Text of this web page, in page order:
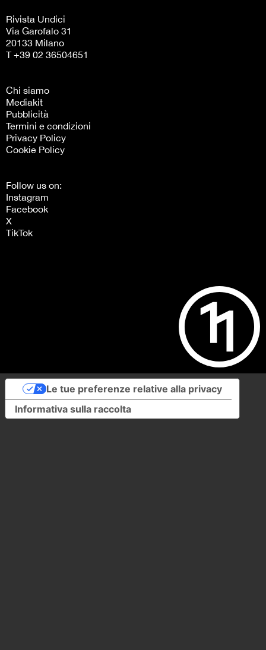
Rivista Undici
Via Garofalo 31
20133 Milano
T +39 02 36504651
Chi siamo
Mediakit
Pubblicità
Termini e condizioni
Privacy Policy
Cookie Policy
Follow us on:
Instagram
Facebook
X
TikTok
Informativa sulla raccolta
Le tue preferenze relative alla privacy